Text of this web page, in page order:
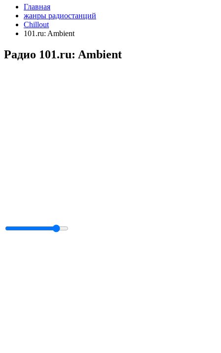
Главная
жанры радиостанций
Chillout
101.ru: Ambient
Радио 101.ru: Ambient